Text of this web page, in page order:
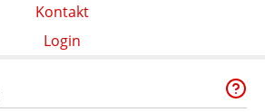
Kontakt
Login